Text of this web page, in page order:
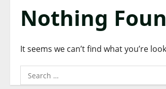
Nothing
It seems we can’t find what you’re